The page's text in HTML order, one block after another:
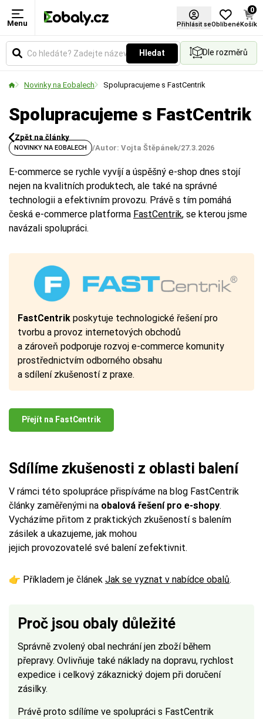
Menu Přihlásit seOblíbené
0
Košík
Hledat Dle rozměrů
Novinky na Eobalech Spolupracujeme s FastCentrik
Spolupracujeme s FastCentrik
Zpět na články
NOVINKY NA EOBALECH /Autor: Vojta Štěpánek/27.3.2026
E-commerce se rychle vyvíjí a úspěšný e-shop dnes stojí
nejen na kvalitních produktech, ale také na správné
technologii a efektivním provozu. Právě s tím pomáhá
česká e-commerce platforma FastCentrik, se kterou jsme
navázali spolupráci.
FastCentrik poskytuje technologické řešení pro
tvorbu a provoz internetových obchodů
a zároveň podporuje rozvoj e-commerce komunity
prostřednictvím odborného obsahu
a sdílení zkušeností z praxe.
Přejít na FastCentrik
Sdílíme zkušenosti z oblasti balení
V rámci této spolupráce přispíváme na blog FastCentrik
články zaměřenými na obalová řešení pro e-shopy.
Vycházíme přitom z praktických zkušeností s balením
zásilek a ukazujeme, jak mohou
jejich provozovatelé své balení zefektivnit.
👉 Příkladem je článek Jak se vyznat v nabídce obalů.
Proč jsou obaly důležité
Správně zvolený obal nechrání jen zboží během
přepravy. Ovlivňuje také náklady na dopravu, rychlost
expedice i celkový zákaznický dojem při doručení
zásilky.
Právě proto sdílíme ve spolupráci s FastCentrik